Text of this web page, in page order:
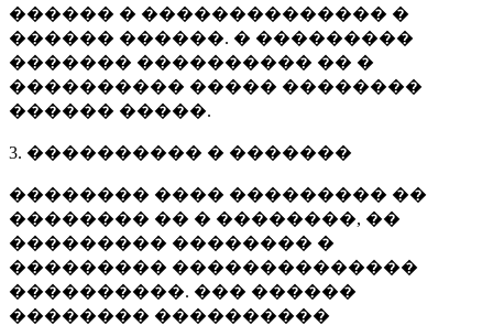
������ � �������������� �
������ ������. � ���������
������� ���������� �� �
���������� ����� ��������
������ �����.
3. ���������� � �������
�������� ���� ��������� ��
�������� �� � ��������, ��
��������� �������� �
��������� ��������������
����������. ��� ������
�������� ����������